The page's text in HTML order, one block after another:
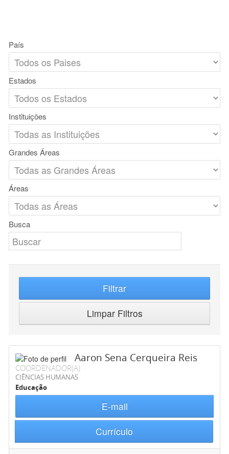
País
Estados
Instituições
Grandes Áreas
Áreas
Busca
Filtrar
Limpar Filtros
Aaron Sena Cerqueira Reis
COORDENADOR(A)
CIÊNCIAS HUMANAS
Educação
E-mail
Currículo